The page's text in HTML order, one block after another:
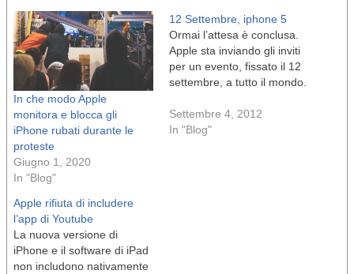
In che modo Apple
monitora e blocca gli
iPhone rubati durante le
proteste
Giugno 1, 2020
In "Blog"
12 Settembre, iphone 5
Ormai l’attesa è conclusa.
Apple sta inviando gli inviti
per un evento, fissato il 12
settembre, a tutto il mondo.
Settembre 4, 2012
In "Blog"
Apple rifiuta di includere
l’app di Youtube
La nuova versione di
iPhone e il software di iPad
non includono nativamente